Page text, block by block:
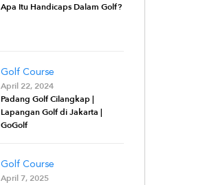
Apa Itu Handicaps Dalam Golf?
Golf Course
April 22, 2024
Padang Golf Cilangkap |
Lapangan Golf di Jakarta |
GoGolf
Golf Course
April 7, 2025